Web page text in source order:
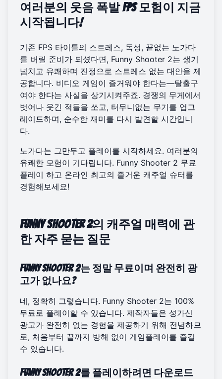
여러분의 웃음 폭발 FPS 모험이 지금
시작됩니다!
기존 FPS 타이틀의 스트레스, 독성, 끝없는 노가다
를 버릴 준비가 되셨다면, Funny Shooter 2는 생기
넘치고 유쾌하며 진정으로 스트레스 없는 대안을 제
공합니다. 비디오 게임이 즐거워야 한다는—탈출구
여야 한다는 사실을 상기시켜주죠. 경쟁의 무게에서
벗어나 웃긴 적들을 쏘고, 터무니없는 무기를 업그
레이드하며, 순수한 재미를 다시 발견할 시간입니
다.
노가다는 그만두고 플레이를 시작하세요. 여러분의
유쾌한 모험이 기다립니다. Funny Shooter 2 무료
플레이 하고 온라인 최고의 즐거운 캐주얼 슈터를
경험해보세요!
Funny Shooter 2의 캐주얼 매력에 관
한 자주 묻는 질문
Funny Shooter 2는 정말 무료이며 완전히 광
고가 없나요?
네, 정확히 그렇습니다. Funny Shooter 2는 100%
무료로 플레이할 수 있습니다. 제작자들은 성가신
광고가 완전히 없는 경험을 제공하기 위해 전념하므
로, 처음부터 끝까지 방해 없이 게임플레이를 즐길
수 있습니다.
Funny Shooter 2를 플레이하려면 다운로드